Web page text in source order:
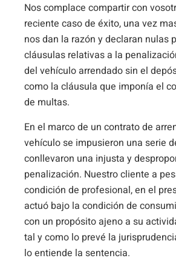
Nos complace compartir con
reciente caso de éxito, una vez
nos dan la razón y declaran nulas
cláusulas relativas a la
del vehículo arrendado sin el
como la cláusula que imponía el
de multas.
En el marco de un contrato de
vehículo se impusieron una serie
conllevaron una injusta y
penalización. Nuestro cliente a
condición de profesional, en el
actuó bajo la condición de
con un propósito ajeno a su
tal y como lo prevé la
lo entiende la sentencia.